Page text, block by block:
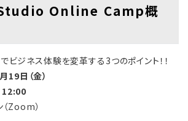
Online Camp概
ビジネス体験を変革する3つのポイント！！
19日（金）
Zoom）